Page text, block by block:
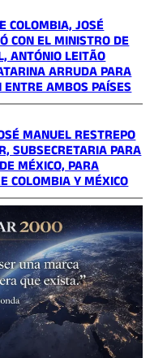
COLOMBIA, JOSÉ
CON EL MINISTRO DE
ANTÓNIO LEITÃO
ARRUDA PARA
ENTRE AMBOS PAÍSES
MANUEL RESTREPO
SUBSECRETARIA PARA
MÉXICO, PARA
COLOMBIA Y MÉXICO